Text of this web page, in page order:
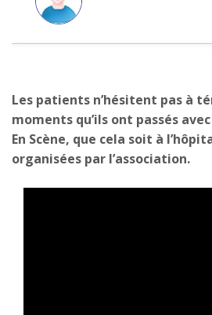
Les patients n’hésitent pas à
moments qu’ils ont passés
En Scène, que cela soit à
organisées par l’association.